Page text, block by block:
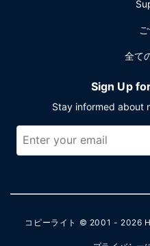
全て
Sign Up
Stay informed about
コピーライト © 2001 - 2026